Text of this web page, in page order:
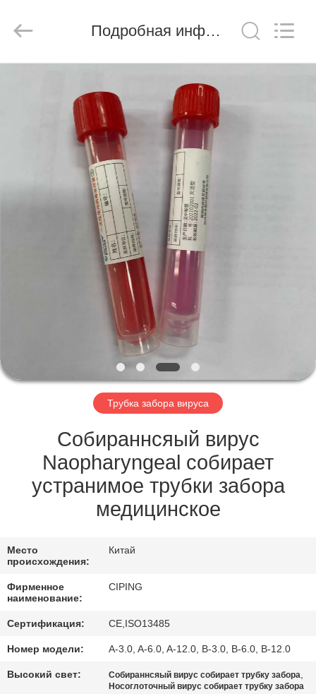
ПРОДУКТЫ
НАС
ПУТЕШЕСТВИЕ
ПРОВЕРКА
СВЯЖИТЕСЬ
МЫ
СПРОСИТЕ
ЦИТАТУ
КАРТА
PRIVACY
POLICY
Co.,
Reserved.
Подробная информация о продукте
Трубка забора вируса
Собираннсяый вирус
Naopharyngeal собирает
устранимое трубки забора
медицинское
Место
происхождения:
Китай
Фирменное
наименование:
CIPING
Сертификация: CE,ISO13485
Номер модели: A-3.0, A-6.0, A-12.0, B-3.0, B-6.0, B-12.0
Высокий свет: Собираннсяый вирус собирает трубку забора,
Носоглоточный вирус собирает трубку забора